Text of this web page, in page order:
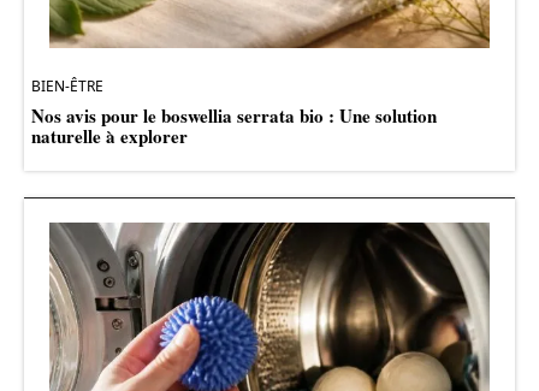
BIEN-ÊTRE
Nos avis pour le boswellia serrata bio : Une solution
naturelle à explorer